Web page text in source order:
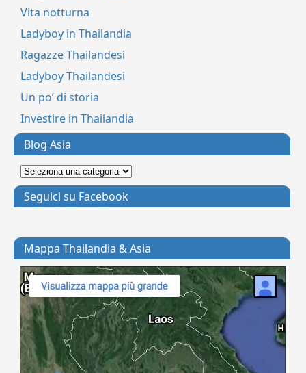
Vita notturna
Ladyboy in Thailandia
Ragazze Thailandesi
Ladyboy Thailandesi
Un po’ di storia
Investire in Thailandia
Blog Asia
Seguici su Facebook
Mappa Thailandia & Asia